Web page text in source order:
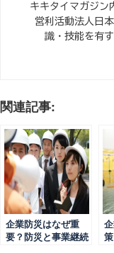
キキタイマガジン
営利活動法人日
識・技能を有
関連記事:
企業防災はなぜ重
要？防災と事業継続